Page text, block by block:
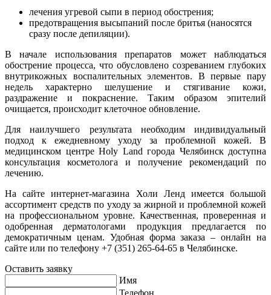
лечения угревой сыпи в период обострения;
предотвращения высыпаний после бритья (наносятся
сразу после депиляции).
В начале использования препаратов может наблюдаться
обострение процесса, что обусловлено созреванием глубоких
внутрикожных воспалительных элементов. В первые пару
недель характерно шелушение и стягивание кожи,
раздражение и покраснение. Таким образом эпителий
очищается, происходит клеточное обновление.
Для наилучшего результата необходим индивидуальный
подход к ежедневному уходу за проблемной кожей. В
медицинском центре Holy Land города Челябинск доступна
консультация косметолога и получение рекомендаций по
лечению.
На сайте интернет-магазина Холи Ленд имеется большой
ассортимент средств по уходу за жирной и проблемной кожей
на профессиональном уровне. Качественная, проверенная и
одобренная дерматологами продукция предлагается по
демократичным ценам. Удобная форма заказа – онлайн на
сайте или по телефону +7 (351) 265-64-65 в Челябинске.
Оставить заявку
Имя
Телефон